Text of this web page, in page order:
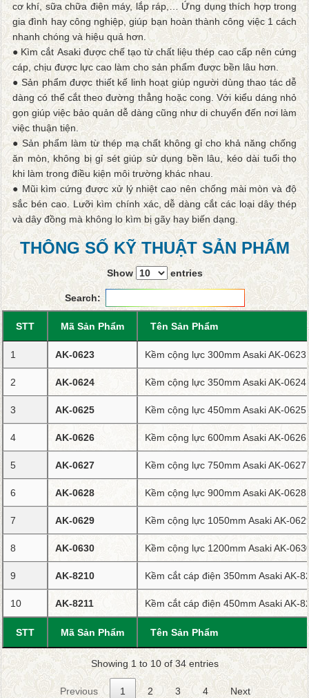
cơ khí, sữa chữa điện máy, lắp ráp,… Ứng dụng thích hợp trong
gia đình hay công nghiệp, giúp bạn hoàn thành công việc 1 cách
nhanh chóng và hiệu quả hơn.
● Kìm cắt Asaki được chế tạo từ chất liệu thép cao cấp nên cứng
cáp, chịu được lực cao làm cho sản phẩm được bền lâu hơn.
● Sản phẩm được thiết kế linh hoạt giúp người dùng thao tác dễ
dàng có thể cắt theo đường thẳng hoặc cong. Với kiểu dáng nhỏ
gọn giúp việc bảo quản dễ dàng cũng như di chuyển đến nơi làm
việc thuận tiện.
● Sản phẩm làm từ thép mạ chất không gỉ cho khả năng chống
ăn mòn, không bị gỉ sét giúp sử dụng bền lâu, kéo dài tuổi thọ
khi làm trong điều kiện môi trường khác nhau.
● Mũi kìm cứng được xử lý nhiệt cao nên chống mài mòn và độ
sắc bén cao. Lưỡi kìm chính xác, dễ dàng cắt các loại dây thép
và dây đồng mà không lo kìm bị gãy hay biến dạng.
THÔNG SỐ KỸ THUẬT SẢN PHẨM
Show entries
Search:
STT Mã Sản Phẩm Tên Sản Phẩm
1 AK-0623 Kềm cộng lực 300mm Asaki AK-0623
2 AK-0624 Kềm cộng lực 350mm Asaki AK-0624
3 AK-0625 Kềm cộng lực 450mm Asaki AK-0625
4 AK-0626 Kềm cộng lực 600mm Asaki AK-0626
5 AK-0627 Kềm cộng lực 750mm Asaki AK-0627
6 AK-0628 Kềm cộng lực 900mm Asaki AK-0628
7 AK-0629 Kềm cộng lực 1050mm Asaki AK-
8 AK-0630 Kềm cộng lực 1200mm Asaki AK-
9 AK-8210 Kềm cắt cáp điện 350mm Asaki AK-
10 AK-8211 Kềm cắt cáp điện 450mm Asaki AK-
STT Mã Sản Phẩm Tên Sản Phẩm
Showing 1 to 10 of 34 entries
Previous 1 2 3 4 Next